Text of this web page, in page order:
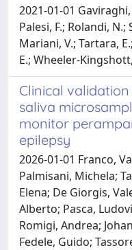
2021-01-01
Palesi, F.; Rolandi, N.;
Mariani, V.; Tartara,
E.; Wheeler-
Clinical
saliva
monitor
epilepsy
2026-01-01 Franco,
Palmisani, Michela;
Elena; De Giorgis,
Alberto; Pasca,
Romigi, Andrea;
Fedele, Guido;